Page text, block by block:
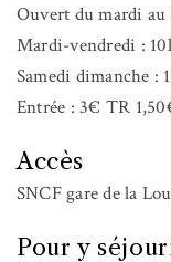
Ouvert du mardi au
Mardi-vendredi :
Samedi dimanche :
Entrée : 3€ TR
Accès
SNCF gare de la
Pour y